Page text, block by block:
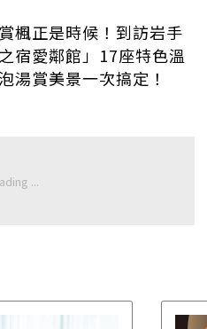
楓正是時候！到訪岩手
之宿愛鄰館」17座特色溫
湯賞美景一次搞定！